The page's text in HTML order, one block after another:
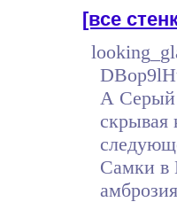
[все
А Серый
скрывая
Самки в